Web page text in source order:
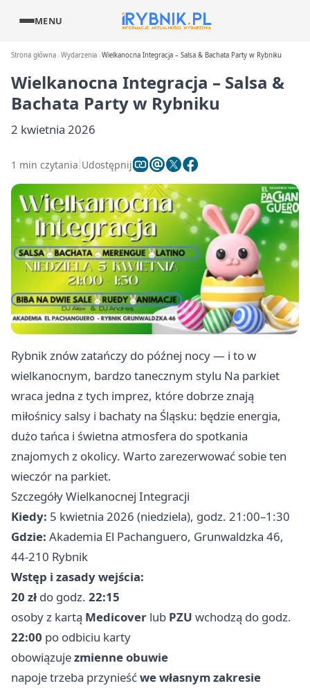
MENU
Strona główna Wydarzenia Wielkanocna Integracja – Salsa & Bachata Party w Rybniku
Wielkanocna Integracja – Salsa &
Bachata Party w Rybniku
2 kwietnia 2026
1 min czytania Udostępnij
Rybnik znów zatańczy do późnej nocy — i to w
wielkanocnym, bardzo tanecznym stylu Na parkiet
wraca jedna z tych imprez, które dobrze znają
miłośnicy salsy i bachaty na Śląsku: będzie energia,
dużo tańca i świetna atmosfera do spotkania
znajomych z okolicy. Warto zarezerwować sobie ten
wieczór na parkiet.
Szczegóły Wielkanocnej Integracji
Kiedy: 5 kwietnia 2026 (niedziela), godz. 21:00–1:30
Gdzie: Akademia El Pachanguero, Grunwaldzka 46,
44-210 Rybnik
Wstęp i zasady wejścia:
20 zł do godz. 22:15
osoby z kartą Medicover lub PZU wchodzą do godz.
22:00 po odbiciu karty
obowiązujezmienne obuwie
napoje trzeba przynieśćwe własnym zakresie